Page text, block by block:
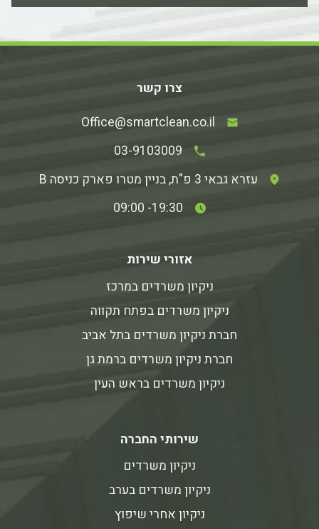
שירותי החברה
ניקיון משרדים
ניקיון משרדים בערב
ניקיון אחרי שיפוץ
אזורי שירות
ניקיון משרדים במרכז
ניקיון משרדים בפתח תקווה
חברת ניקיון משרדים בתל אביב
חברת ניקיון משרדים ברמת גן
ניקיון משרדים בראש העין
צרו קשר
Office@smartclean.co.il
03-9103009
עזרא גבאי 3 פ"ת, בניין מטרו פארק כניסה B
19:30- 09:00